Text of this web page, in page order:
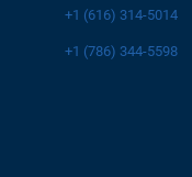
+1 (616) 314-5014
+1 (786) 344-5598